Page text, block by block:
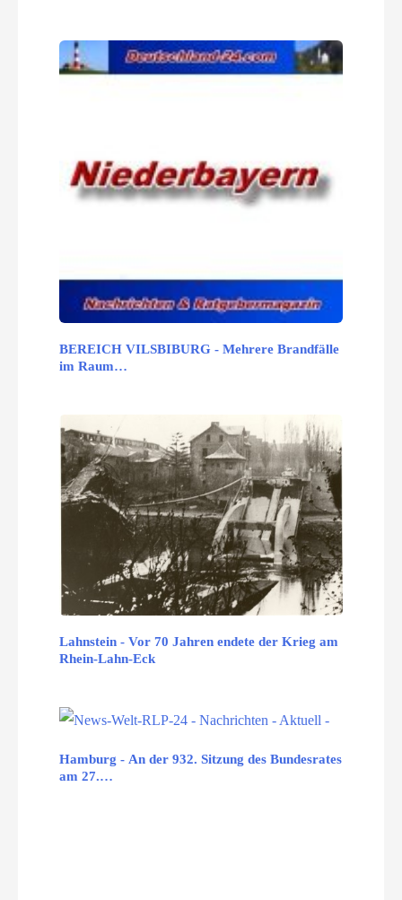
BEREICH VILSBIBURG - Mehrere Brandfälle
im Raum…
Lahnstein - Vor 70 Jahren endete der Krieg am
Rhein-Lahn-Eck
Hamburg - An der 932. Sitzung des Bundesrates
am 27.…